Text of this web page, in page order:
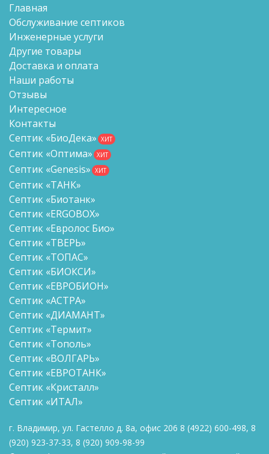
Главная
Обслуживание септиков
Инженерные услуги
Другие товары
Доставка и оплата
Наши работы
Отзывы
Интересное
Контакты
Септик «БиоДека» ХИТ
Септик «Оптима» ХИТ
Септик «Genesis» ХИТ
Септик «ТАНК»
Септик «Биотанк»
Септик «ERGOBOX»
Септик «Евролос Био»
Септик «ТВЕРЬ»
Септик «ТОПАС»
Септик «БИОКСИ»
Септик «ЕВРОБИОН»
Септик «АСТРА»
Септик «ДИАМАНТ»
Септик «Термит»
Септик «Тополь»
Септик «ВОЛГАРЬ»
Септик «ЕВРОТАНК»
Септик «Кристалл»
Септик «ИТАЛ»
г. Владимир, ул. Гастелло д. 8а, офис 206 8 (4922) 600-498, 8
(920) 923-37-33, 8 (920) 909-98-99